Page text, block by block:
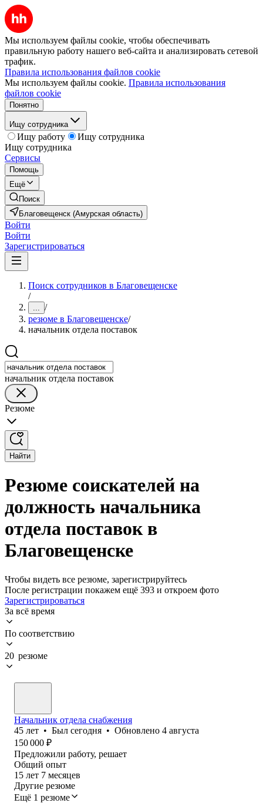
Мы используем файлы cookie, чтобы обеспечивать
правильную работу нашего веб-сайта и анализировать сетевой
трафик.
Правила использования файлов cookie
Мы используем файлы cookie. Правила использования
файлов cookie
Понятно
Ищу сотрудника
Ищу работу
Ищу сотрудника
Ищу сотрудника
Сервисы
Помощь
Ещё
Поиск
Благовещенск (Амурская область)
Войти
Войти
Зарегистрироваться
Поиск сотрудников в Благовещенске
/
... /
резюме в Благовещенске/
начальник отдела поставок
начальник отдела поставок
Резюме
Найти
Резюме соискателей на
должность начальника
отдела поставок в
Благовещенске
Чтобы видеть все резюме, зарегистрируйтесь
После регистрации покажем ещё 393 и откроем фото
Зарегистрироваться
За всё время
По соответствию
20 резюме
Начальник отдела снабжения
45 лет • Был сегодня • Обновлено 4 августа
150 000 ₽
Предложили работу, решает
Общий опыт
15 лет 7 месяцев
Другие резюме
Ещё 1 резюме